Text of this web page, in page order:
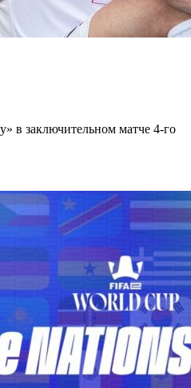
в заключительном матче 4-го